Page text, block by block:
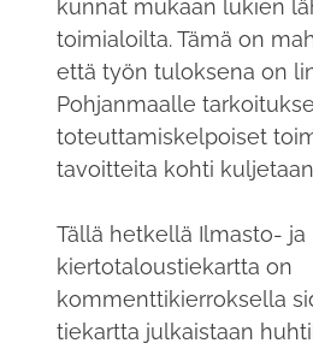
kunnat mukaan lukien
toimialoilta. Tämä on
että työn tuloksena on
Pohjanmaalle
toteuttamiskelpoiset
tavoitteita kohti
Tällä hetkellä Ilmasto- ja
kiertotaloustiekartta on
kommenttikierroksella
tiekartta julkaistaan